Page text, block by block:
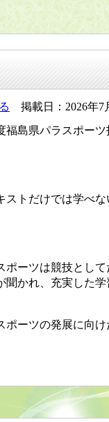
掲載日：2026年7
福島県パラスポーツ
ストだけでは学べな
ポーツは競技として
聞かれ、充実した学
ポーツの発展に向